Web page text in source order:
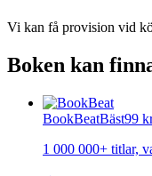
Vi kan få provision vid
Boken kan
BookBeatBäst99
1 000 000+ titlar,